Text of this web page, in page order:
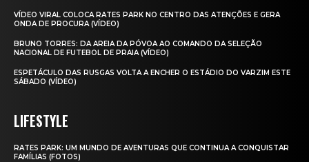
VÍDEO VIRAL COLOCA RATES PARK NO CENTRO DAS ATENÇÕES E GERA
ONDA DE PROCURA (VÍDEO)
BRUNO TORRES: DA AREIA DA PÓVOA AO COMANDO DA SELEÇÃO
NACIONAL DE FUTEBOL DE PRAIA (VÍDEO)
ESPETÁCULO DAS RUSGAS VOLTA A ENCHER O ESTÁDIO DO VARZIM ESTE
SÁBADO (VÍDEO)
LIFESTYLE
RATES PARK: UM MUNDO DE AVENTURAS QUE CONTINUA A CONQUISTAR
FAMÍLIAS (FOTOS)